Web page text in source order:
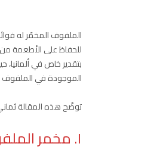
للحفاظ على الأطعمة من
بتقدير خاص في
الموجودة في الملفوف
توضّح هذه المقالة
١. مخمر الملفوف مغذي للغاية